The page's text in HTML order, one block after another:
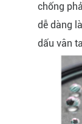
chống
dễ dàng
dấu vân